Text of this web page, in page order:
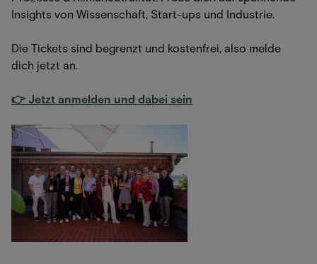
Insights von Wissenschaft, Start-ups und Industrie.
Die Tickets sind begrenzt und kostenfrei, also melde
dich jetzt an.
👉 Jetzt anmelden und dabei sein